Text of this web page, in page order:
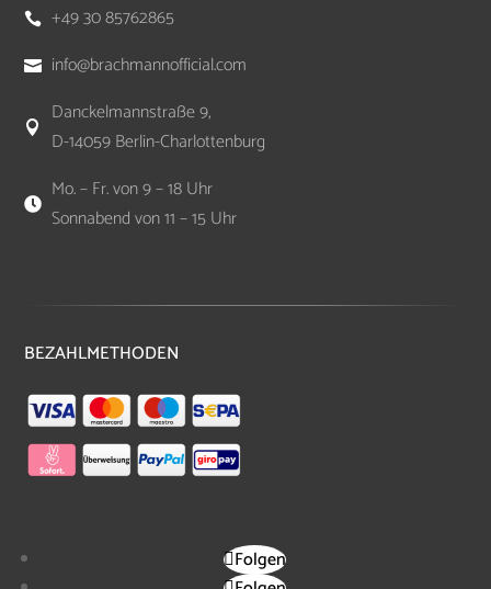
 +49 30 85762865
 info@brachmannofficial.com

Danckelmannstraße 9,
D-14059 Berlin-Charlottenburg

Mo. – Fr. von 9 – 18 Uhr
Sonnabend von 11 – 15 Uhr
BEZAHLMETHODEN
Folgen